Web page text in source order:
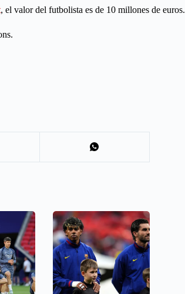
, el valor del futbolista es de 10 millones de euros.